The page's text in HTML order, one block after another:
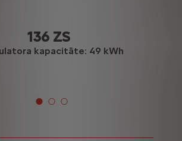
uzlādes kabelis ļauj veikt uzlādi,
136 ZS
kapacitāte: 49 kWh